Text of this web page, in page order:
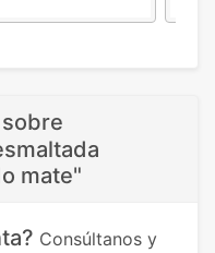
sobre
mate"
Consúltanos y